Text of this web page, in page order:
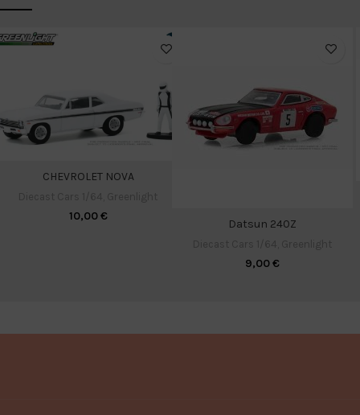
CHEVROLET NOVA
10,00€
Datsun 240Z
9,00€